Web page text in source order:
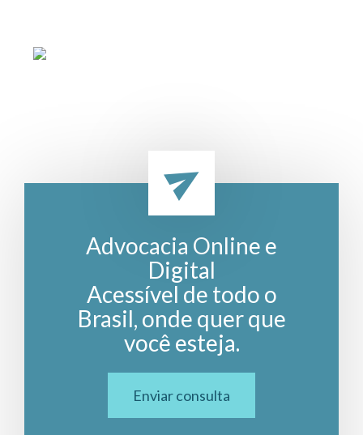
Advocacia Online e
Digital
Acessível de todo o
Brasil, onde quer que
você esteja.
Enviar consulta